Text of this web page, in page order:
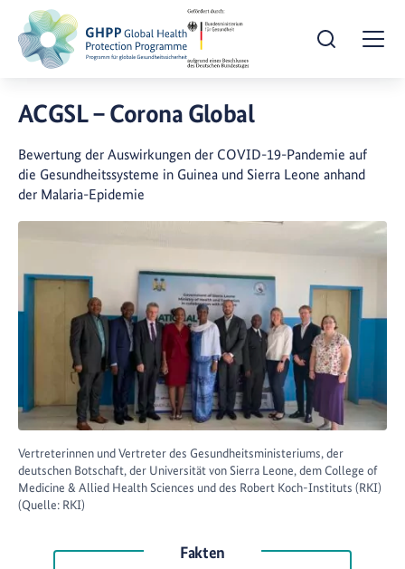
Suche öffnen
ACGSL – Corona Global
Bewertung der Auswirkungen der COVID-19-Pandemie auf
die Gesundheitssysteme in Guinea und Sierra Leone anhand
der Malaria-Epidemie
Vertreterinnen und Vertreter des Gesundheitsministeriums, der
deutschen Botschaft, der Universität von Sierra Leone, dem College of
Medicine & Allied Health Sciences und des Robert Koch-Instituts (RKI)
(Quelle: RKI)
Fakten